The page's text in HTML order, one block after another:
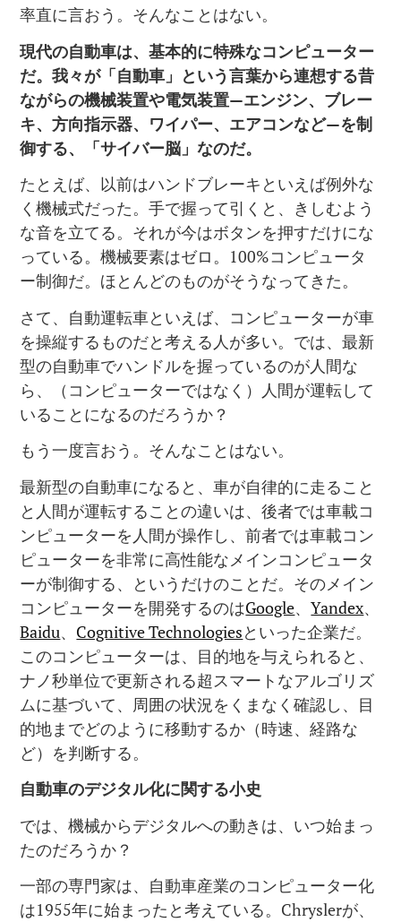
率直に言おう。そんなことはない。
現代の自動車は、基本的に特殊なコンピューター
だ。我々が「自動車」という言葉から連想する昔
ながらの機械装置や電気装置—エンジン、ブレー
キ、方向指示器、ワイパー、エアコンなど—を制
御する、「サイバー脳」なのだ。
たとえば、以前はハンドブレーキといえば例外な
く機械式だった。手で握って引くと、きしむよう
な音を立てる。それが今はボタンを押すだけにな
っている。機械要素はゼロ。100%コンピュータ
ー制御だ。ほとんどのものがそうなってきた。
さて、自動運転車といえば、コンピューターが車
を操縦するものだと考える人が多い。では、最新
型の自動車でハンドルを握っているのが人間な
ら、（コンピューターではなく）人間が運転して
いることになるのだろうか？
もう一度言おう。そんなことはない。
最新型の自動車になると、車が自律的に走ること
と人間が運転することの違いは、後者では車載コ
ンピューターを人間が操作し、前者では車載コン
ピューターを非常に高性能なメインコンピュータ
ーが制御する、というだけのことだ。そのメイン
コンピューターを開発するのはGoogle、Yandex、
Baidu、 Cognitive Technologiesといった企業だ。
このコンピューターは、目的地を与えられると、
ナノ秒単位で更新される超スマートなアルゴリズ
ムに基づいて、周囲の状況をくまなく確認し、目
的地までどのように移動するか（時速、経路な
ど）を判断する。
自動車のデジタル化に関する小史
では、機械からデジタルへの動きは、いつ始まっ
たのだろうか？
一部の専門家は、自動車産業のコンピューター化
は1955年に始まったと考えている。Chryslerが、